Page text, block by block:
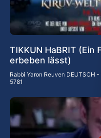
TIKKUN HaBRIT (Ein
erbeben lässt)
Rabbi Yaron Reuven DEUTSCH
5781